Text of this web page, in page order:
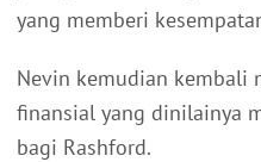
yang memberi
Nevin kemudian kembali
finansial yang dinilainya
bagi Rashford.